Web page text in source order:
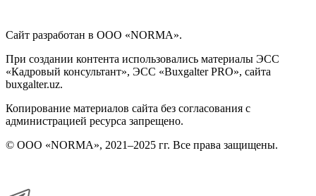
Сайт разработан в ООО «NORMA».
При создании контента использовались материалы ЭСС
«Кадровый консультант», ЭСС «Buxgalter PRO», сайта
buxgalter.uz.
Копирование материалов сайта без согласования с
администрацией ресурса запрещено.
© ООО «NORMA», 2021–2025 гг. Все права защищены.